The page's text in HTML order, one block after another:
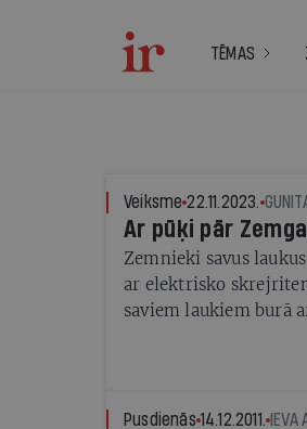
TĒMAS
Veiksme 22.11.2023.
Ar pūķi pār
Zemnieki savus
ar elektrisko
saviem laukiem burā
Pusdienās 14.12.2011. IEVA